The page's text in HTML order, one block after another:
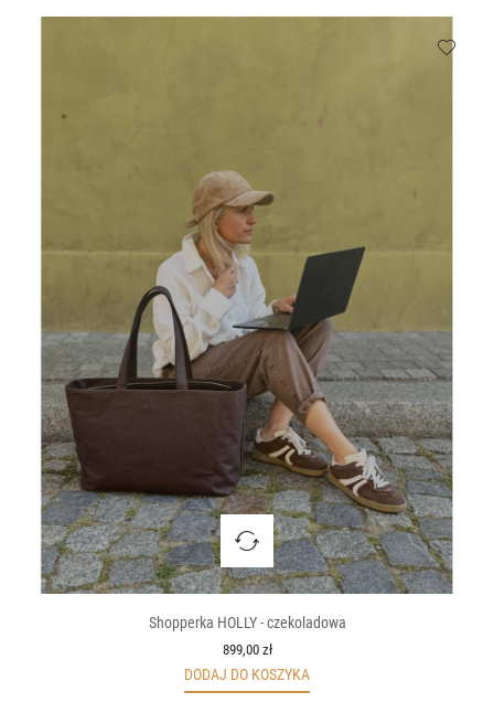
Shopperka HOLLY - czekoladowa
899,00 zł
DODAJ DO KOSZYKA